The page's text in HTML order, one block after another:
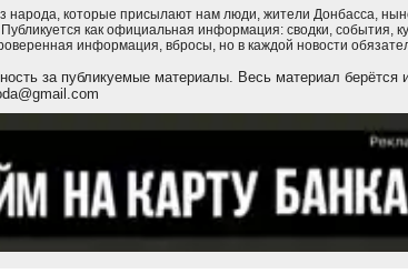
народа, которые присылают нам люди, жители Донбасса,
как официальная информация: сводки, события,
информация, вбросы, но в каждой новости
за публикуемые материалы. Весь материал берётся